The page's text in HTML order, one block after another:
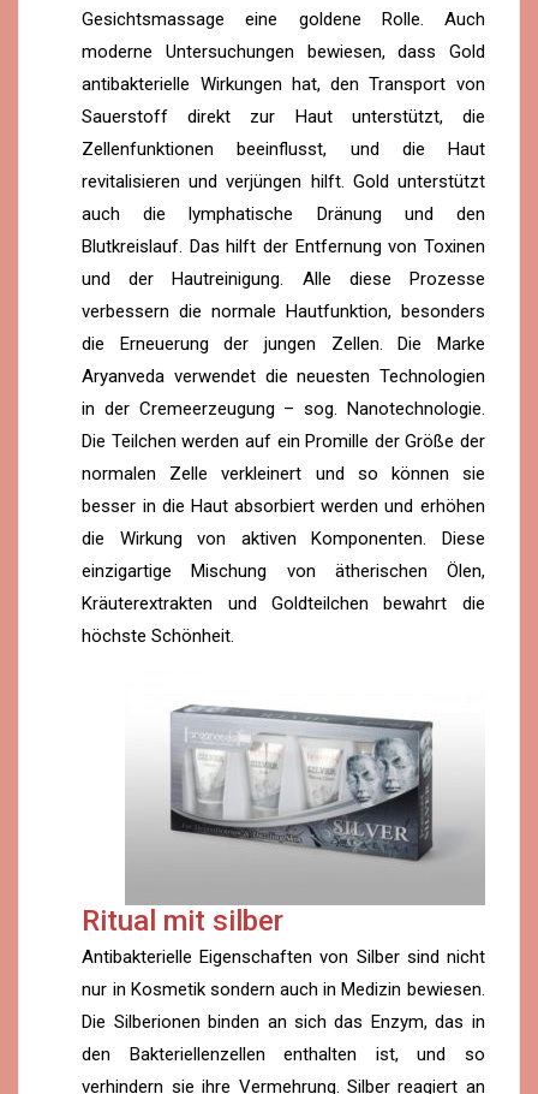
Gesichtsmassage eine goldene Rolle. Auch
moderne Untersuchungen bewiesen, dass Gold
antibakterielle Wirkungen hat, den Transport von
Sauerstoff direkt zur Haut unterstützt, die
Zellenfunktionen beeinflusst, und die Haut
revitalisieren und verjüngen hilft. Gold unterstützt
auch die lymphatische Dränung und den
Blutkreislauf. Das hilft der Entfernung von Toxinen
und der Hautreinigung. Alle diese Prozesse
verbessern die normale Hautfunktion, besonders
die Erneuerung der jungen Zellen. Die Marke
Aryanveda verwendet die neuesten Technologien
in der Cremeerzeugung – sog. Nanotechnologie.
Die Teilchen werden auf ein Promille der Größe der
normalen Zelle verkleinert und so können sie
besser in die Haut absorbiert werden und erhöhen
die Wirkung von aktiven Komponenten. Diese
einzigartige Mischung von ätherischen Ölen,
Kräuterextrakten und Goldteilchen bewahrt die
höchste Schönheit.
Ritual mit silber
Antibakterielle Eigenschaften von Silber sind nicht
nur in Kosmetik sondern auch in Medizin bewiesen.
Die Silberionen binden an sich das Enzym, das in
den Bakteriellenzellen enthalten ist, und so
verhindern sie ihre Vermehrung. Silber reagiert an